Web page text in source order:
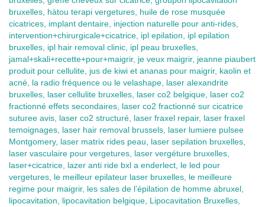
bruxelles, hàtou terapi vergetures, huile de rose musquée
cicatrices, implant dentaire, injection naturelle pour anti-rides,
intervention+chirurgicale+cicatrice, ipl epilation, ipl epilation
bruxelles, ipl hair removal clinic, ipl peau bruxelles,
jamal+skali+recette+pour+maigrir, je veux maigrir, jeanne piaubert
produit pour cellulite, jus de kiwi et ananas pour maigrir, kaolin et
acné, la radio fréquence ou le velashape, laser alexandrite
bruxelles, laser cellulite bruxelles, laser co2 belgique, laser co2
fractionné effets secondaires, laser co2 fractionné sur cicatrice
suturee avis, laser co2 structuré, laser fraxel repair, laser fraxel
temoignages, laser hair removal brussels, laser lumiere pulsee
Montgomery, laser matrix rides peau, laser sepilation bruxelles,
laser vasculaire pour vergetures, laser vergéture bruxelles,
laser+cicatrice, lazer anti ride bxl a enderlect, le led pour
vergetures, le meilleur epilateur laser bruxelles, le meilleure
regime pour maigrir, les sales de l’épilation de homme abruxel,
lipocavitation, lipocavitation belgique, Lipocavitation Bruxelles,